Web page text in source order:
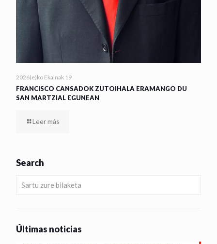
2026(e)ko Ekainak 19
FRANCISCO CANSADOK ZUTOIHALA ERAMANGO DU
SAN MARTZIAL EGUNEAN
Leer más
Search
Últimas noticias